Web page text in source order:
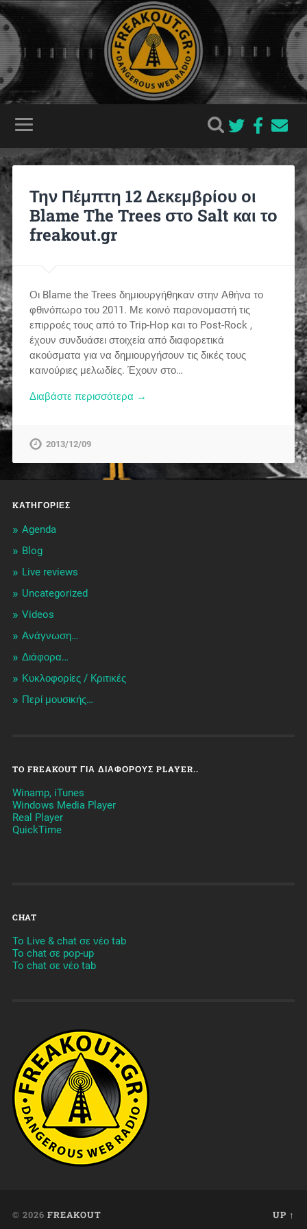
Την Πέμπτη 12 Δεκεμβρίου οι
Blame The Trees στο Salt και το
freakout.gr
Οι Blame the Trees δημιουργήθηκαν στην Αθήνα το
φθινόπωρο του 2011. Με κοινό παρονομαστή τις
επιρροές τους από το Trip-Hop και το Post-Rock ,
έχουν συνδυάσει στοιχεία από διαφορετικά
ακούσματα για να δημιουργήσουν τις δικές τους
καινούριες μελωδίες. Έχουν στο…
Διαβάστε περισσότερα →
2013/12/09
KΑΤΗΓΟΡΊΕΣ
Agenda
Blog
Live reviews
Uncategorized
Videos
Ανάγνωση…
Διάφορα…
Κυκλοφορίες / Kριτικές
Περί μουσικής…
TO FREAKOUT ΓΙΑ ΔΙΆΦΟΡΟΥΣ PLAYER..
Winamp, iTunes
Windows Media Player
Real Player
QuickTime
CHAT
To Live & chat σε νέο tab
To chat σε pop-up
To chat σε νέο tab
© 2026 FREAKOUT UP ↑